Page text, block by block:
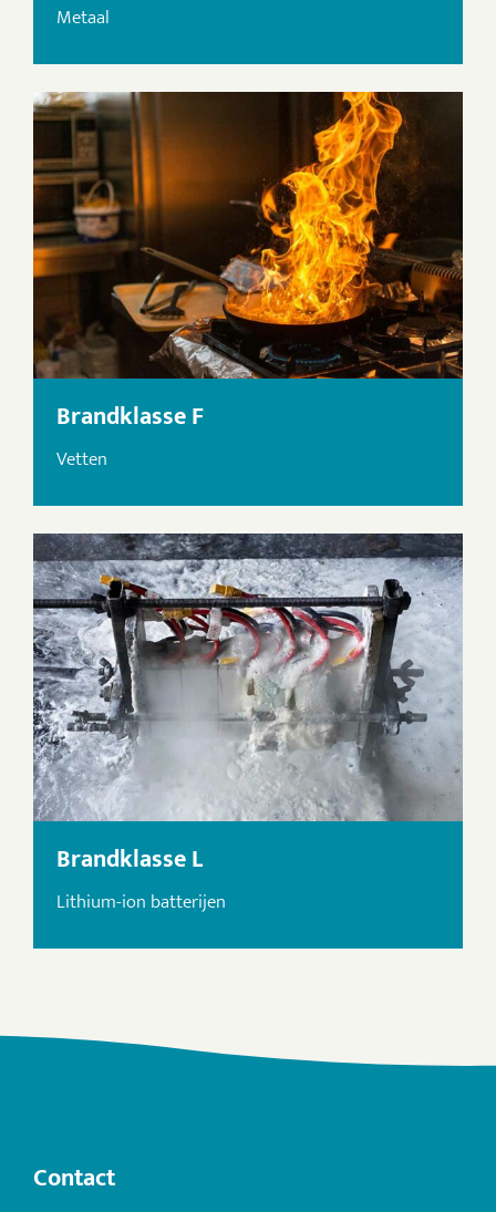
Metaal
Brandklasse F
Vetten
Brandklasse L
Lithium-ion batterijen
Contact